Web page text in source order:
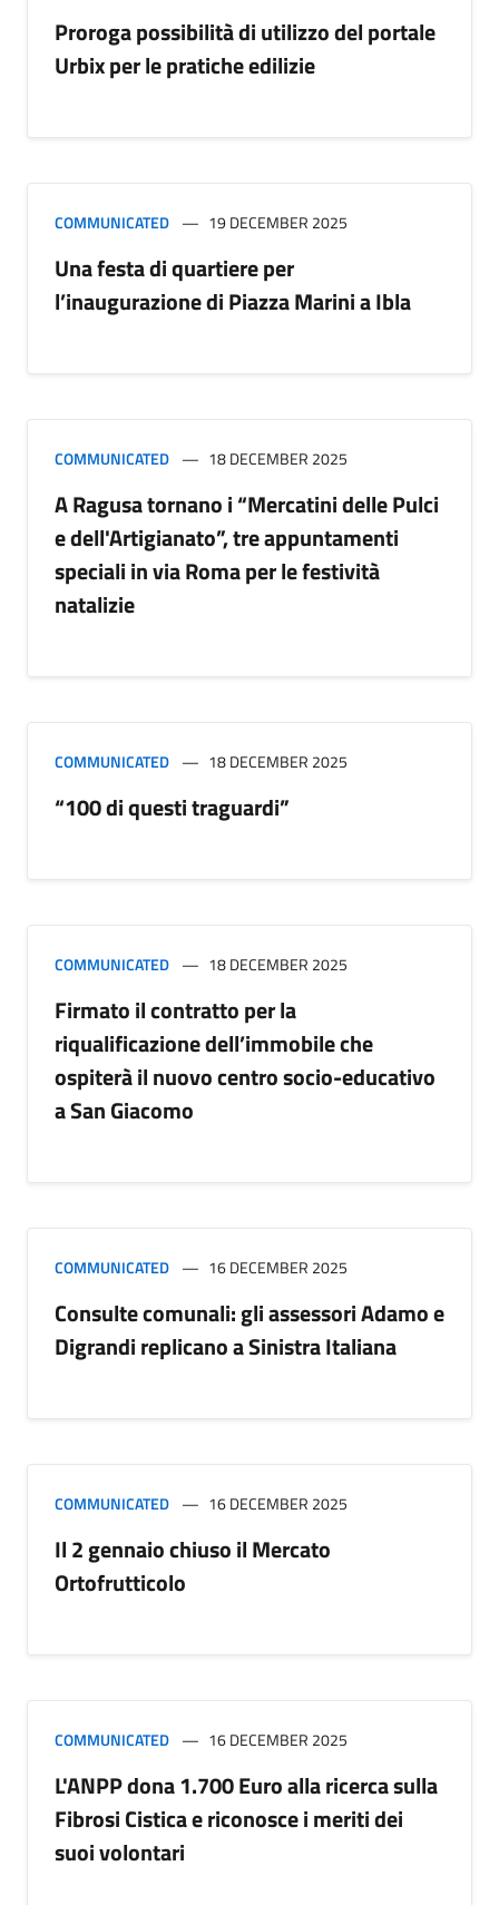
Proroga possibilità di utilizzo del portale
Urbix per le pratiche edilizie
COMMUNICATED 19 DECEMBER 2025
Una festa di quartiere per
l’inaugurazione di Piazza Marini a Ibla
COMMUNICATED 18 DECEMBER 2025
A Ragusa tornano i “Mercatini delle Pulci
e dell'Artigianato”, tre appuntamenti
speciali in via Roma per le festività
natalizie
COMMUNICATED 18 DECEMBER 2025
“100 di questi traguardi”
COMMUNICATED 18 DECEMBER 2025
Firmato il contratto per la
riqualificazione dell’immobile che
ospiterà il nuovo centro socio-educativo
a San Giacomo
COMMUNICATED 16 DECEMBER 2025
Consulte comunali: gli assessori Adamo e
Digrandi replicano a Sinistra Italiana
COMMUNICATED 16 DECEMBER 2025
Il 2 gennaio chiuso il Mercato
Ortofrutticolo
COMMUNICATED 16 DECEMBER 2025
L'ANPP dona 1.700 Euro alla ricerca sulla
Fibrosi Cistica e riconosce i meriti dei
suoi volontari